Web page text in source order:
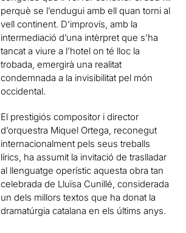
perquè se l’endugui amb ell quan torni al
vell continent. D’improvís, amb la
intermediació d’una intèrpret que s’ha
tancat a viure a l’hotel on té lloc la
trobada, emergirà una realitat
condemnada a la invisibilitat pel món
occidental.
El prestigiós compositor i director
d’orquestra Miquel Ortega, reconegut
internacionalment pels seus treballs
lírics, ha assumit la invitació de traslladar
al llenguatge operístic aquesta obra tan
celebrada de Lluïsa Cunillé, considerada
un dels millors textos que ha donat la
dramatúrgia catalana en els últims anys.